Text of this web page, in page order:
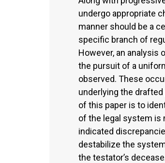
undergo appropriate
manner should be a
specific branch of
However, an analysis
the pursuit of a
observed. These
underlying the
of this paper is to
of the legal system is
indicated
destabilize the
the testator’s